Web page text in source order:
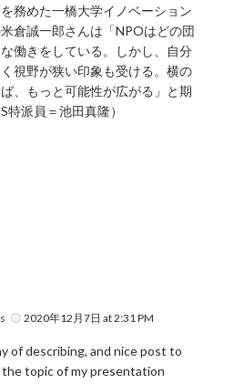
務めた一橋大学イノベーション
倉誠一郎さんは「NPOはどの団
働きをしている。しかし、自分
視野が狭い印象も受ける。横の
、もっと可能性が広がる」と期
派員＝池田真隆）
2020年12月7日 at 2:31 PM
of describing, and nice post to
topic of my presentation